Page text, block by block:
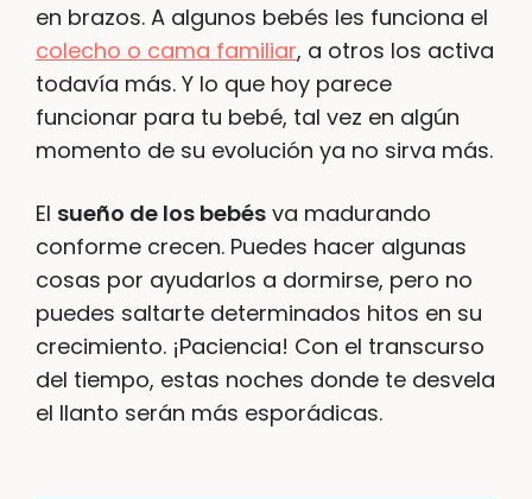
en brazos. A algunos bebés les funciona el
colecho o cama familiar, a otros los activa
todavía más. Y lo que hoy parece
funcionar para tu bebé, tal vez en algún
momento de su evolución ya no sirva más.
El sueño de los bebés va madurando
conforme crecen. Puedes hacer algunas
cosas por ayudarlos a dormirse, pero no
puedes saltarte determinados hitos en su
crecimiento. ¡Paciencia! Con el transcurso
del tiempo, estas noches donde te desvela
el llanto serán más esporádicas.